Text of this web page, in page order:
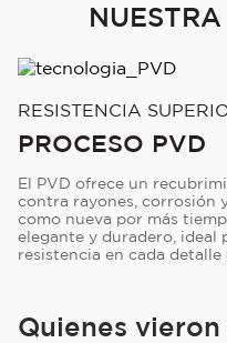
RESISTENCIA
PROCESO PVD
El PVD ofrece un
contra rayones, corrosión
como nueva por más
elegante y duradero, ideal
resistencia en cada detalle
Quienes